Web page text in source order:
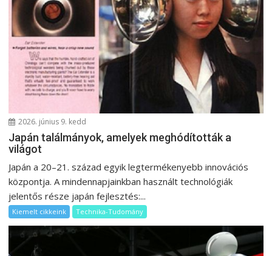
2026. június 9. kedd
Japán találmányok, amelyek meghódították a
világot
Japán a 20–21. század egyik legtermékenyebb innovációs
központja. A mindennapjainkban használt technológiák
jelentős része japán fejlesztés:...
Kiemelt cikkeink Technika-Tudomány